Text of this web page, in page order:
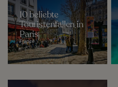
10 beliebte
Touristenfallen in
Paris
France